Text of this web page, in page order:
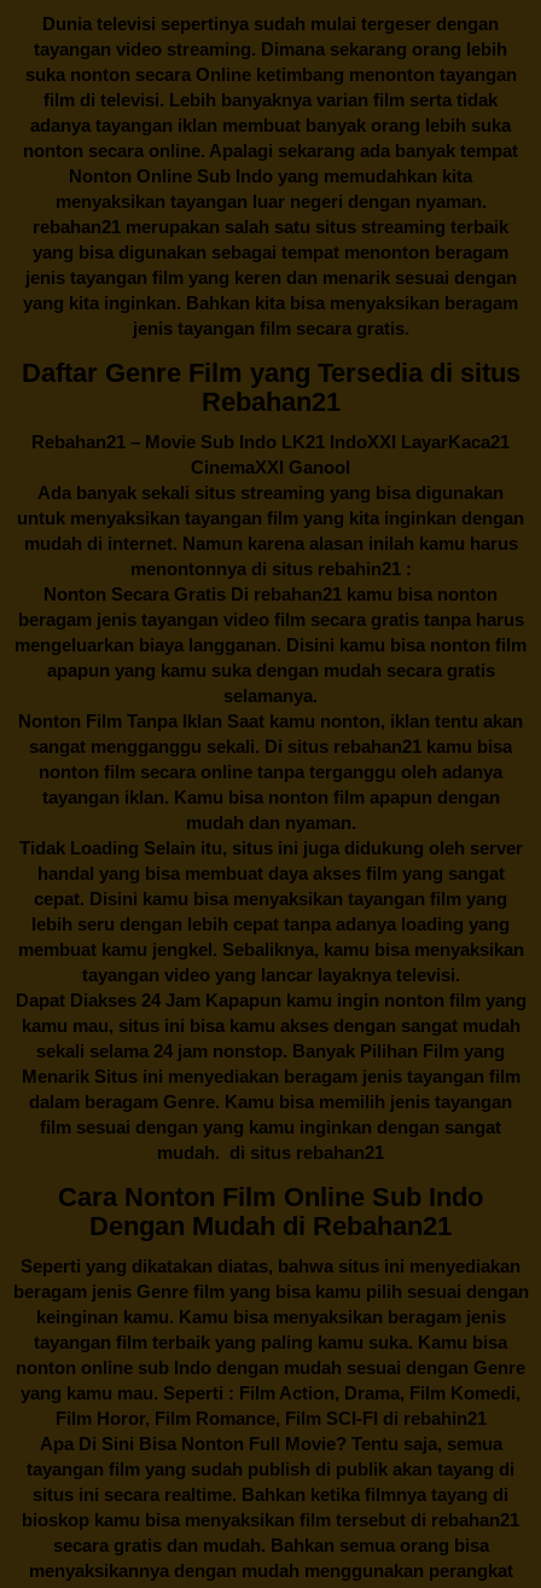
Dunia televisi sepertinya sudah mulai tergeser dengan
tayangan video streaming. Dimana sekarang orang lebih
suka nonton secara Online ketimbang menonton tayangan
film di televisi. Lebih banyaknya varian film serta tidak
adanya tayangan iklan membuat banyak orang lebih suka
nonton secara online. Apalagi sekarang ada banyak tempat
Nonton Online Sub Indo yang memudahkan kita
menyaksikan tayangan luar negeri dengan nyaman.
rebahan21 merupakan salah satu situs streaming terbaik
yang bisa digunakan sebagai tempat menonton beragam
jenis tayangan film yang keren dan menarik sesuai dengan
yang kita inginkan. Bahkan kita bisa menyaksikan beragam
jenis tayangan film secara gratis.
Daftar Genre Film yang Tersedia di situs
Rebahan21
Rebahan21 – Movie Sub Indo LK21 IndoXXI LayarKaca21
CinemaXXI Ganool
Ada banyak sekali situs streaming yang bisa digunakan
untuk menyaksikan tayangan film yang kita inginkan dengan
mudah di internet. Namun karena alasan inilah kamu harus
menontonnya di situs rebahin21 :
Nonton Secara Gratis Di rebahan21 kamu bisa nonton
beragam jenis tayangan video film secara gratis tanpa harus
mengeluarkan biaya langganan. Disini kamu bisa nonton film
apapun yang kamu suka dengan mudah secara gratis
selamanya.
Nonton Film Tanpa Iklan Saat kamu nonton, iklan tentu akan
sangat mengganggu sekali. Di situs rebahan21 kamu bisa
nonton film secara online tanpa terganggu oleh adanya
tayangan iklan. Kamu bisa nonton film apapun dengan
mudah dan nyaman.
Tidak Loading Selain itu, situs ini juga didukung oleh server
handal yang bisa membuat daya akses film yang sangat
cepat. Disini kamu bisa menyaksikan tayangan film yang
lebih seru dengan lebih cepat tanpa adanya loading yang
membuat kamu jengkel. Sebaliknya, kamu bisa menyaksikan
tayangan video yang lancar layaknya televisi.
Dapat Diakses 24 Jam Kapapun kamu ingin nonton film yang
kamu mau, situs ini bisa kamu akses dengan sangat mudah
sekali selama 24 jam nonstop. Banyak Pilihan Film yang
Menarik Situs ini menyediakan beragam jenis tayangan film
dalam beragam Genre. Kamu bisa memilih jenis tayangan
film sesuai dengan yang kamu inginkan dengan sangat
mudah. di situs rebahan21
Cara Nonton Film Online Sub Indo
Dengan Mudah di Rebahan21
Seperti yang dikatakan diatas, bahwa situs ini menyediakan
beragam jenis Genre film yang bisa kamu pilih sesuai dengan
keinginan kamu. Kamu bisa menyaksikan beragam jenis
tayangan film terbaik yang paling kamu suka. Kamu bisa
nonton online sub Indo dengan mudah sesuai dengan Genre
yang kamu mau. Seperti : Film Action, Drama, Film Komedi,
Film Horor, Film Romance, Film SCI-FI di rebahin21
Apa Di Sini Bisa Nonton Full Movie? Tentu saja, semua
tayangan film yang sudah publish di publik akan tayang di
situs ini secara realtime. Bahkan ketika filmnya tayang di
bioskop kamu bisa menyaksikan film tersebut di rebahan21
secara gratis dan mudah. Bahkan semua orang bisa
menyaksikannya dengan mudah menggunakan perangkat